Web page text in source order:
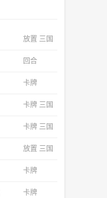
放置 三国
回合
卡牌
卡牌 三国
卡牌 三国
放置 三国
卡牌
卡牌